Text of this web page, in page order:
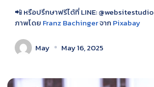
📲 หรือปรึกษาฟรีได้ที่ LINE: @websitestudio
ภาพโดย Franz Bachingerจาก Pixabay
May May 16, 2025